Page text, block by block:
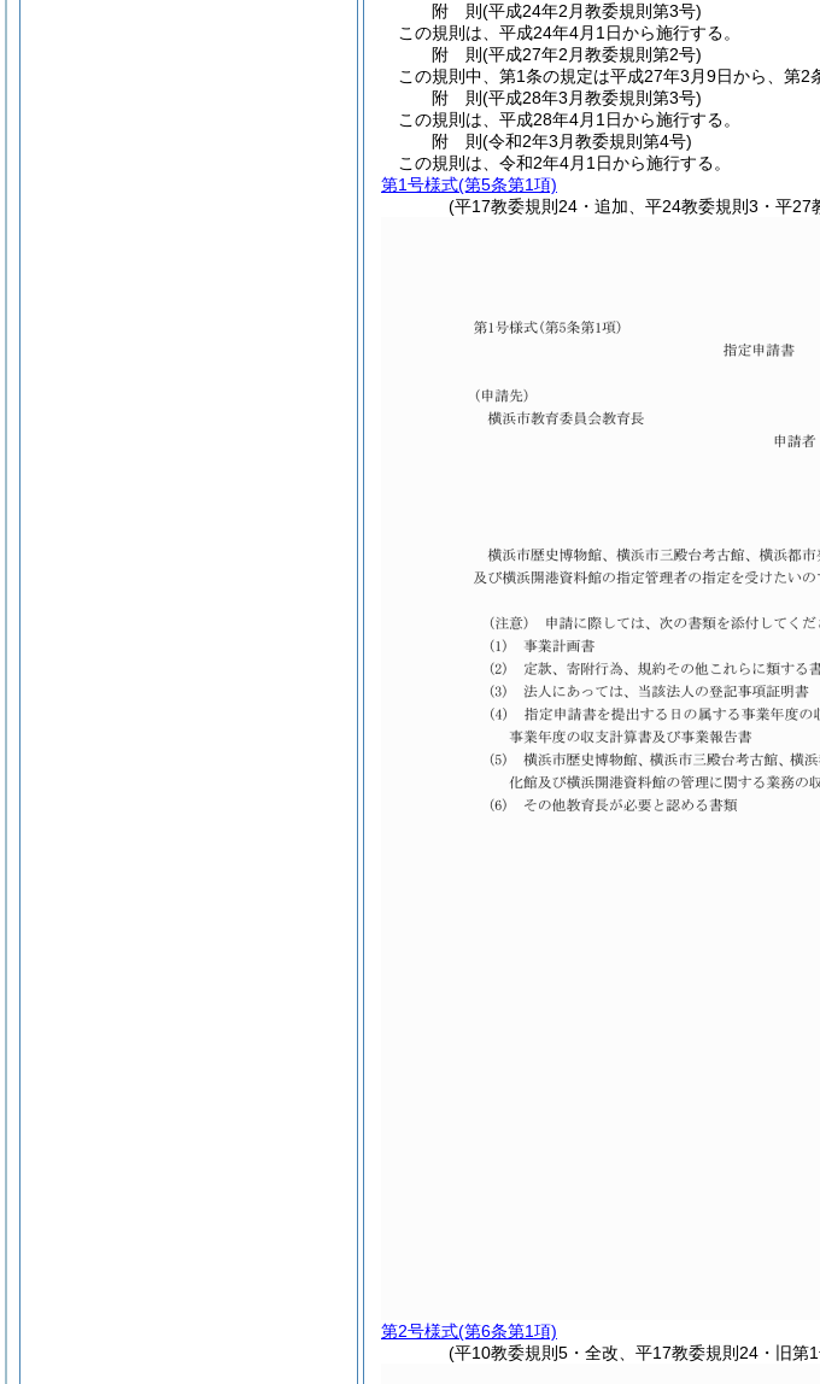
附 則(平成24年2月教委規則第3号)
この規則は、平成24年4月1日から施行する。
附 則(平成27年2月教委規則第2号)
この規則中、第1条の規定は平成27年3月9日から、第2
附 則(平成28年3月教委規則第3号)
この規則は、平成28年4月1日から施行する。
附 則(令和2年3月教委規則第4号)
この規則は、令和2年4月1日から施行する。
第1号様式(第5条第1項)
(平17教委規則24・追加、平24教委規則3・平27
第2号様式(第6条第1項)
(平10教委規則5・全改、平17教委規則24・旧第